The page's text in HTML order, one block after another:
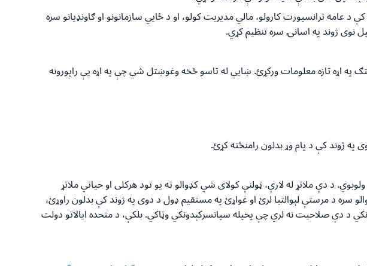
ترانسپورت کارولو، مالي مدیریت کولو، او د ځايي سازمانونو او ګاونډیانو سره
نوی ژوند په اسانۍ سره تنظیم کړي.
په اړه تازه معلومات ورکړئ. ښایي له تاسو څخه وغوښتل شي چې په اړه یې راپورونه
په ژوند کې د پام وړ بدلون رامنځته کړئ.
د دې ملاتړ له لارې، ټولنې کولای شي کډوالو ته یو تود هرکلی او حیاتي ملاتړ
سره د مرستې لېوالتیا لرئ او غواړئ په مستقیم ډول د دوی په ژوند کې بدلون راوړئ،
د دې صلاحیت نه لري چې پخپله سپانسرکېدونکي وټاکي. بلکې، د متحده ایالاتو دولت